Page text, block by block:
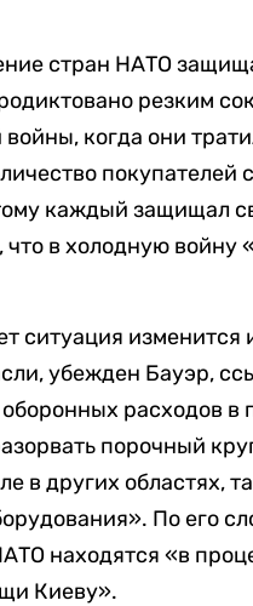
стран НАТО
резким
когда они
покупателей
каждый защищал
что в холодную войну
ситуация изменится
убежден Бауэр,
расходов
порочный
в других областях,
По его
находятся «в
Киеву».